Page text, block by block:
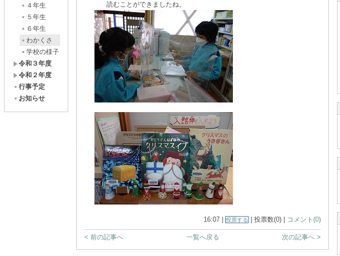
４年生
５年生
６年生
わかくさ
学校の様子
令和３年度
令和２年度
行事予定
お知らせ
読むことができましたね。
16:07 | 投票する | 投票数(0) | コメント(0)
< 前の記事へ 次の記事へ >
一覧へ戻る